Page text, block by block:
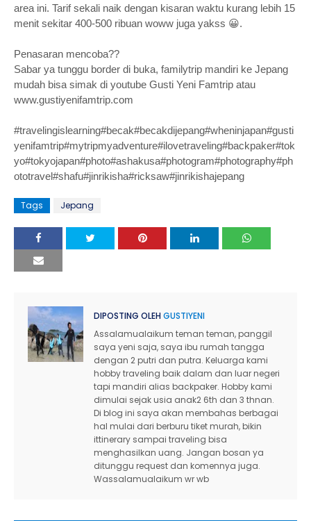
area ini. Tarif sekali naik dengan kisaran waktu kurang lebih 15
menit sekitar 400-500 ribuan woww juga yakss 😀.
Penasaran mencoba??
Sabar ya tunggu border di buka, familytrip mandiri ke Jepang
mudah bisa simak di youtube Gusti Yeni Famtrip atau
www.gustiyenifamtrip.com
#travelingislearning#becak#becakdijepang#wheninjapan#gusti
yenifamtrip#mytripmyadventure#ilovetraveling#backpaker#tok
yo#tokyojapan#photo#ashakusa#photogram#photography#ph
ototravel#shafu#jinrikisha#ricksaw#jinrikishajepang
Tags Jepang
DIPOSTING OLEHGUSTIYENI
Assalamualaikum teman teman, panggil
saya yeni saja, saya ibu rumah tangga
dengan 2 putri dan putra. Keluarga kami
hobby traveling baik dalam dan luar negeri
tapi mandiri alias backpaker. Hobby kami
dimulai sejak usia anak2 6th dan 3 thnan.
Di blog ini saya akan membahas berbagai
hal mulai dari berburu tiket murah, bikin
ittinerary sampai traveling bisa
menghasilkan uang. Jangan bosan ya
ditunggu request dan komennya juga.
Wassalamualaikum wr wb